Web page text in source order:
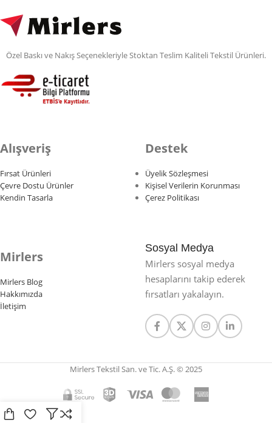
Özel Baskı ve Nakış Seçenekleriyle Stoktan Teslim Kaliteli Tekstil Ürünleri.
Alışveriş
Fırsat Ürünleri
Çevre Dostu Ürünler
Kendin Tasarla
Destek
Üyelik Sözleşmesi
Kişisel Verilerin Korunması
Çerez Politikası
Mirlers
Mirlers Blog
Hakkımızda
İletişim
Sosyal Medya
Mirlers sosyal medya
hesaplarını takip ederek
fırsatları yakalayın.
Mirlers Tekstil San. ve Tic. A.Ş. © 2025